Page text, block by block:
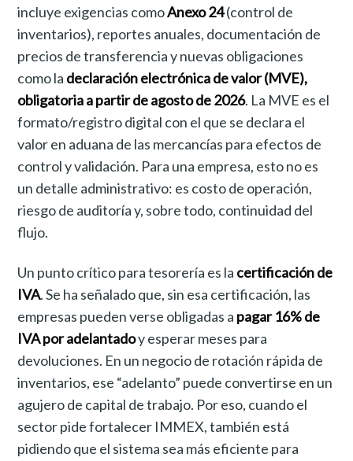
incluye exigencias comoAnexo 24(control de
inventarios), reportes anuales, documentación de
precios de transferencia y nuevas obligaciones
como la declaración electrónica de valor (MVE),
obligatoria a partir de agosto de 2026. La MVE es el
formato/registro digital con el que se declara el
valor en aduana de las mercancías para efectos de
control y validación. Para una empresa, esto no es
un detalle administrativo: es costo de operación,
riesgo de auditoría y, sobre todo, continuidad del
flujo.
Un punto crítico para tesorería es la certificación de
IVA. Se ha señalado que, sin esa certificación, las
empresas pueden verse obligadas a pagar 16% de
IVA por adelantadoy esperar meses para
devoluciones. En un negocio de rotación rápida de
inventarios, ese “adelanto” puede convertirse en un
agujero de capital de trabajo. Por eso, cuando el
sector pide fortalecer IMMEX, también está
pidiendo que el sistema sea más eficiente para